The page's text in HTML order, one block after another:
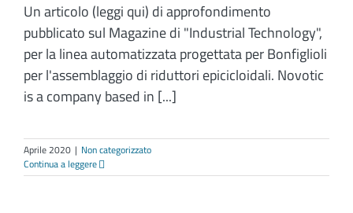
Un articolo (leggi qui) di approfondimento
pubblicato sul Magazine di "Industrial Technology",
per la linea automatizzata progettata per Bonfiglioli
per l'assemblaggio di riduttori epicicloidali. Novotic
is a company based in [...]
Aprile 2020 | Non categorizzato
Continua a leggere